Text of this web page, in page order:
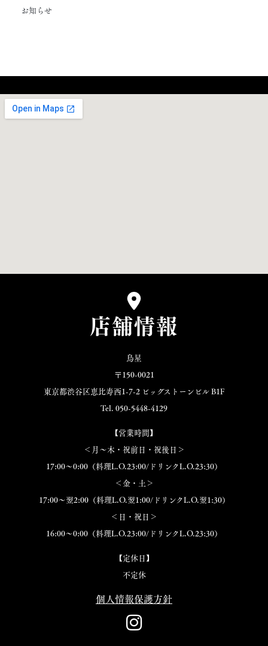
お知らせ
店舗情報
鳥星
〒150-0021
東京都渋谷区恵比寿西1-7-2 ビッグストーンビル B1F
Tel. 050-5448-4129
【営業時間】
＜月～木・祝前日・祝後日＞
17:00～0:00（料理L.O.23:00/ドリンクL.O.23:30）
＜金・土＞
17:00～翌2:00（料理L.O.翌1:00/ドリンクL.O.翌1:30）
＜日・祝日＞
16:00～0:00（料理L.O.23:00/ドリンクL.O.23:30）
【定休日】
不定休
個人情報保護方針